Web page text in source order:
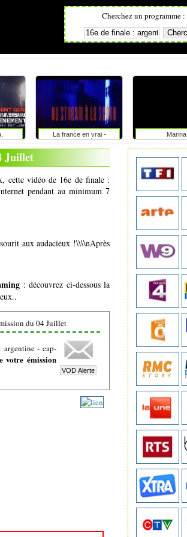
Cherchez un programme :
La france en vrai -
provence alpes côte d'azur
Marina
Juillet
cette vidéo de 16e de finale :
pendant au minimum 7
aux audacieux !\\\\nAprès
: découvrez ci-dessous la
du 04 Juillet
argentine - cap-
votre émission